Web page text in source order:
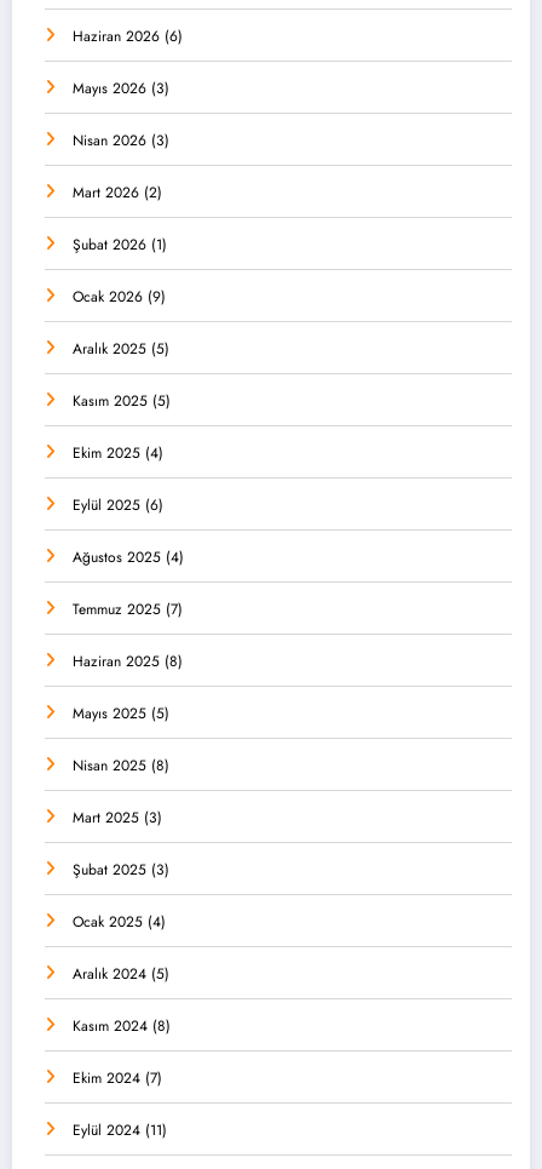
Haziran 2026 (6)
Mayıs 2026 (3)
Nisan 2026 (3)
Mart 2026 (2)
Şubat 2026 (1)
Ocak 2026 (9)
Aralık 2025 (5)
Kasım 2025 (5)
Ekim 2025 (4)
Eylül 2025 (6)
Ağustos 2025 (4)
Temmuz 2025 (7)
Haziran 2025 (8)
Mayıs 2025 (5)
Nisan 2025 (8)
Mart 2025 (3)
Şubat 2025 (3)
Ocak 2025 (4)
Aralık 2024 (5)
Kasım 2024 (8)
Ekim 2024 (7)
Eylül 2024 (11)